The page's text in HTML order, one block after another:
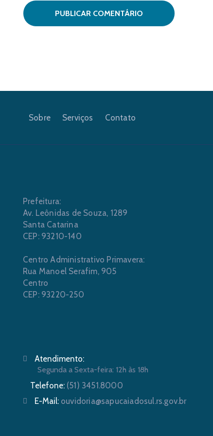
Sobre Serviços Contato
Prefeitura:
Av. Leônidas de Souza, 1289
Santa Catarina
CEP: 93210-140
Centro Administrativo Primavera:
Rua Manoel Serafim, 905
Centro
CEP: 93220-250
Atendimento:
Segunda a Sexta-feira: 12h às 18h
Telefone: (51) 3451.8000
E-Mail: ouvidoria@sapucaiadosul.rs.gov.br